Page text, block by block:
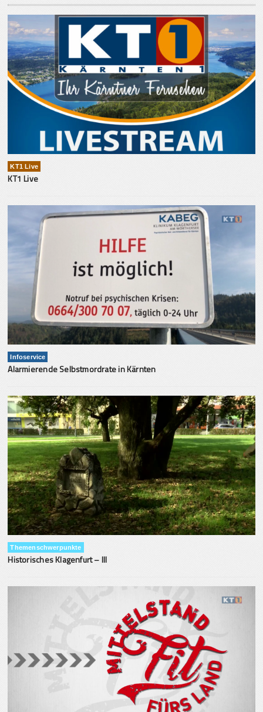
KT1 Live
KT1 Live
Infoservice
Alarmierende Selbstmordrate in Kärnten
Themenschwerpunkte
Historisches Klagenfurt – III